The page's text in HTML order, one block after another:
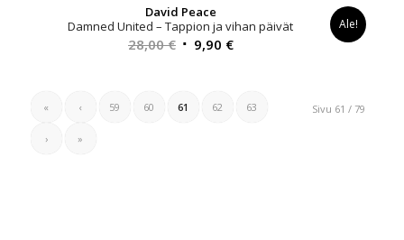
David Peace
Damned United – Tappion ja vihan päivät
28,00€ Alkuperäinen
28,00 €.
9,90 €Nykyinen
9,90 €.
Ale!
Sivu 61 / 79
« ‹ 59 60 61 62 63
› »